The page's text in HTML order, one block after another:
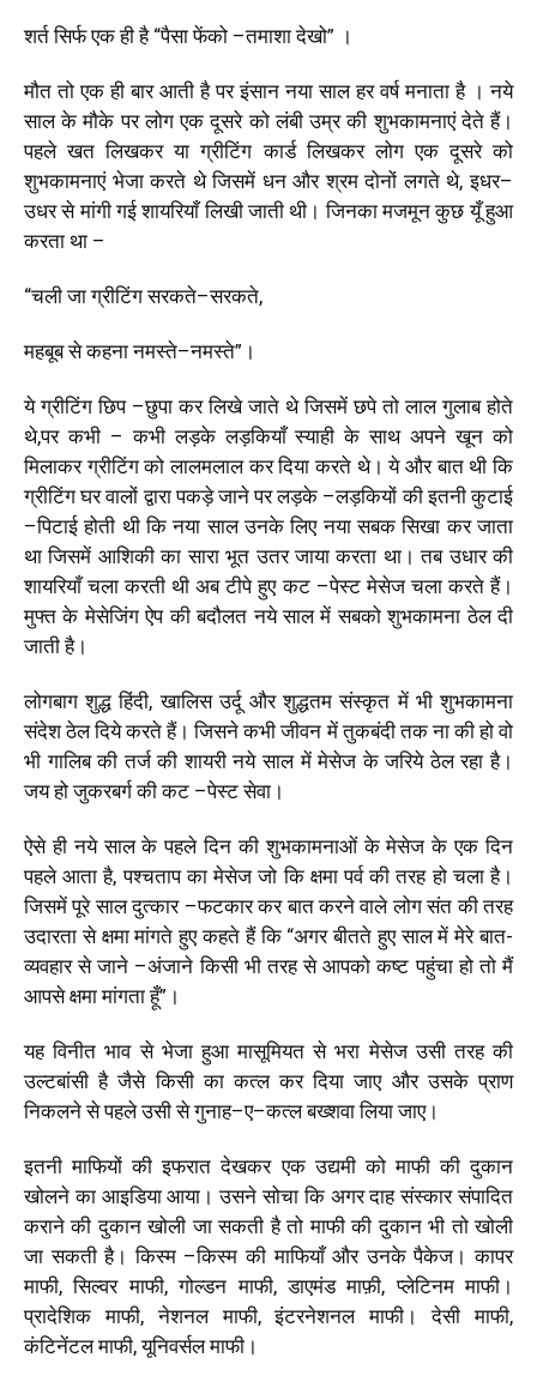
शर्त सिर्फ एक ही है “पैसा फेंको –तमाशा देखो” ।
मौत तो एक ही बार आती है पर इंसान नया साल हर वर्ष मनाता है । नये
साल के मौके पर लोग एक दूसरे को लंबी उम्र की शुभकामनाएं देते हैं।
पहले खत लिखकर या ग्रीटिंग कार्ड लिखकर लोग एक दूसरे को
शुभकामनाएं भेजा करते थे जिसमें धन और श्रम दोनों लगते थे,इधर–
उधर से मांगी गई शायरियाँ लिखी जाती थी। जिनका मजमून कुछ यूँ हुआ
करता था –
“चली जा ग्रीटिंग सरकते–सरकते,
महबूब से कहना नमस्ते–नमस्ते”।
ये ग्रीटिंग छिप –छुपा कर लिखे जाते थे जिसमें छपे तो लाल गुलाब होते
थे,पर कभी –कभी लड़के लड़कियाँ स्याही के साथ अपने खून को
मिलाकर ग्रीटिंग को लालमलाल कर दिया करते थे। ये और बात थी कि
ग्रीटिंग घर वालों द्वारा पकड़े जाने पर लड़के –लड़कियों की इतनी कुटाई
–पिटाई होती थी कि नया साल उनके लिए नया सबक सिखा कर जाता
था जिसमें आशिकी का सारा भूत उतर जाया करता था। तब उधार की
शायरियाँ चला करती थी अब टीपे हुए कट –पेस्ट मेसेज चला करते हैं।
मुफ्त के मेसेजिंग ऐप की बदौलत नये साल में सबको शुभकामना ठेल दी
जाती है।
लोगबाग शुद्ध हिंदी,खालिस उर्दू और शुद्धतम संस्कृत में भी शुभकामना
संदेश ठेल दिये करते हैं। जिसने कभी जीवन में तुकबंदी तक ना की हो वो
भी गालिब की तर्ज की शायरी नये साल में मेसेज के जरिये ठेल रहा है।
जय हो जुकरबर्ग की कट –पेस्ट सेवा।
ऐसे ही नये साल के पहले दिन की शुभकामनाओं के मेसेज के एक दिन
पहले आता है,पश्चताप का मेसेज जो कि क्षमा पर्व की तरह हो चला है।
जिसमें पूरे साल दुत्कार –फटकार कर बात करने वाले लोग संत की तरह
उदारता से क्षमा मांगते हुए कहते हैं कि “अगर बीतते हुए साल में मेरे बात-
व्यवहार से जाने –अंजाने किसी भी तरह से आपको कष्ट पहुंचा हो तो मैं
आपसे क्षमा मांगता हूँ”।
यह विनीत भाव से भेजा हुआ मासूमियत से भरा मेसेज उसी तरह की
उल्टबांसी है जैसे किसी का कत्ल कर दिया जाए और उसके प्राण
निकलने से पहले उसी से गुनाह–ए–कत्ल बख्शवा लिया जाए।
इतनी माफियों की इफरात देखकर एक उद्यमी को माफी की दुकान
खोलने का आइडिया आया। उसने सोचा कि अगर दाह संस्कार संपादित
कराने की दुकान खोली जा सकती है तो माफी की दुकान भी तो खोली
जा सकती है। किस्म –किस्म की माफियाँ और उनके पैकेज। कापर
माफी,सिल्वर माफी,गोल्डन माफी,डाएमंड माफ़ी,प्लेटिनम माफी।
प्रादेशिक माफी,नेशनल माफी,इंटरनेशनल माफी। देसी माफी,
कंटिनेंटल माफी,यूनिवर्सल माफी।